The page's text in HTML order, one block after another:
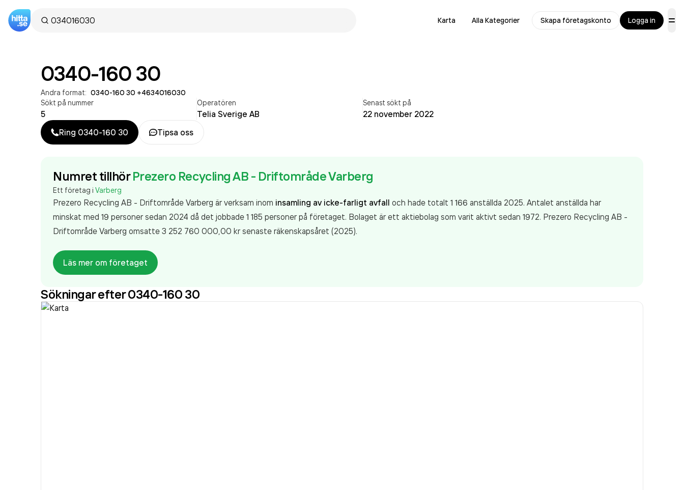
Karta Alla Kategorier Skapa företagskonto Logga in
0340-160 30
Andra format: 0340-160 30 +4634016030
Sökt på nummer
5
Operatören
Telia Sverige AB
Senast sökt på
22 november 2022
Ring 0340-160 30 Tipsa oss
Numret tillhör Prezero Recycling AB - Driftområde Varberg
Ett företag i Varberg
Prezero Recycling AB - Driftområde Varberg är verksam inom insamling av icke-farligt avfall och hade totalt 1 166 anställda 2025. Antalet anställda har
minskat med 19 personer sedan 2024 då det jobbade 1 185 personer på företaget. Bolaget är ett aktiebolag som varit aktivt sedan 1972. Prezero Recycling AB -
Driftområde Varberg omsatte 3 252 760 000,00 krsenaste räkenskapsåret (2025).
Läs mer om företaget
Sökningar efter 0340-160 30